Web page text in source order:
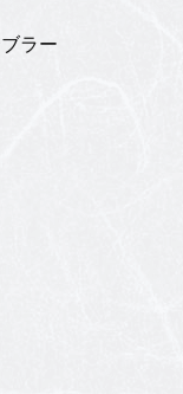
ラー